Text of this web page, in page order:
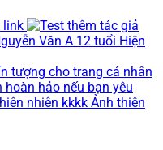
link
Văn A 12 tuổi Hiện
hảo nếu bạn yêu
nhiên kkkk Ảnh thiên